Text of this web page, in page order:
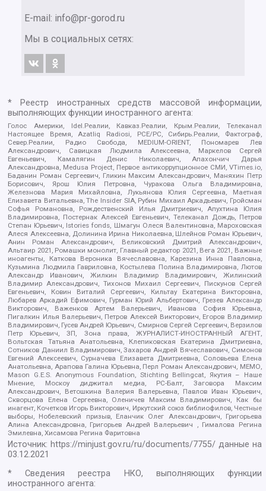
E-mail: info@pr-gorod.ru
Мы в социальных сетях:
* Реестр иностранных средств массовой информации,
выполняющих функции иностранного агента:
Голос Америки, Idel.Реалии, Кавказ.Реалии, Крым.Реалии, Телеканал
Настоящее Время, Azatliq Radiosi, PCE/PC, Сибирь.Реалии, Фактограф,
Север.Реалии, Радио Свобода, MEDIUM-ORIENT, Пономарев Лев
Александрович, Савицкая Людмила Алексеевна, Маркелов Сергей
Евгеньевич, Камалягин Денис Николаевич, Апахончич Дарья
Александровна, Medusa Project, Первое антикоррупционное СМИ, VTimes.io,
Баданин Роман Сергеевич, Гликин Максим Александрович, Маняхин Петр
Борисович, Ярош Юлия Петровна, Чуракова Ольга Владимировна,
Железнова Мария Михайловна, Лукьянова Юлия Сергеевна, Маетная
Елизавета Витальевна, The Insider SIA, Рубин Михаил Аркадьевич, Гройсман
Софья Романовна, Рождественский Илья Дмитриевич, Апухтина Юлия
Владимировна, Постернак Алексей Евгеньевич, Телеканал Дождь, Петров
Степан Юрьевич, Istories fonds, Шмагун Олеся Валентиновна, Мароховская
Алеся Алексеевна, Долинина Ирина Николаевна, Шлейнов Роман Юрьевич,
Анин Роман Александрович, Великовский Дмитрий Александрович,
Альтаир 2021, Ромашки монолит, Главный редактор 2021, Вега 2021, Важные
иноагенты, Каткова Вероника Вячеславовна, Карезина Инна Павловна,
Кузьмина Людмила Гавриловна, Костылева Полина Владимировна, Лютов
Александр Иванович, Жилкин Владимир Владимирович, Жилинский
Владимир Александрович, Тихонов Михаил Сергеевич, Пискунов Сергей
Евгеньевич, Ковин Виталий Сергеевич, Кильтау Екатерина Викторовна,
Любарев Аркадий Ефимович, Гурман Юрий Альбертович, Грезев Александр
Викторович, Важенков Артем Валерьевич, Иванова София Юрьевна,
Пигалкин Илья Валерьевич, Петров Алексей Викторович, Егоров Владимир
Владимирович, Гусев Андрей Юрьевич, Смирнов Сергей Сергеевич, Верзилов
Петр Юрьевич, ЗП, Зона права, ЖУРНАЛИСТ-ИНОСТРАННЫЙ АГЕНТ,
Вольтская Татьяна Анатольевна, Клепиковская Екатерина Дмитриевна,
Сотников Даниил Владимирович, Захаров Андрей Вячеславович, Симонов
Евгений Алексеевич, Сурначева Елизавета Дмитриевна, Соловьева Елена
Анатольевна, Арапова Галина Юрьевна, Перл Роман Александрович, МЕМО,
Mason G.E.S. Anonymous Foundation, Stichting Bellingcat, Якутия – Наше
Мнение, Москоу диджитал медиа, РС-Балт, Заговора Максим
Александрович, Ветошкина Валерия Валерьевна, Павлов Иван Юрьевич,
Скворцова Елена Сергеевна, Оленичев Максим Владимирович, Как бы
инагент, Кочетков Игорь Викторович, Иркутский союз библиофилов, Честные
выборы, Нобелевский призыв, Еланчик Олег Александрович, Григорьева
Алина Александровна, Григорьев Андрей Валерьевич , Гималова Регина
Эмилевна, Хисамова Регина Фаритовна
Источник: https://minjust.gov.ru/ru/documents/7755/ данные на
03.12.2021
* Сведения реестра НКО, выполняющих функции
иностранного агента: